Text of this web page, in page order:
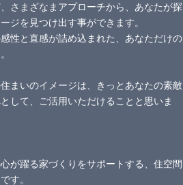
さまざなまアプローチから、あなたが探
ジを見つけ出す事ができます。
性と直感が詰め込まれた、あなただけの
まいのイメージは、きっとあなたの素敵
して、ご活用いただけることと思いま
が躍る家づくりをサポートする、住空間
す。